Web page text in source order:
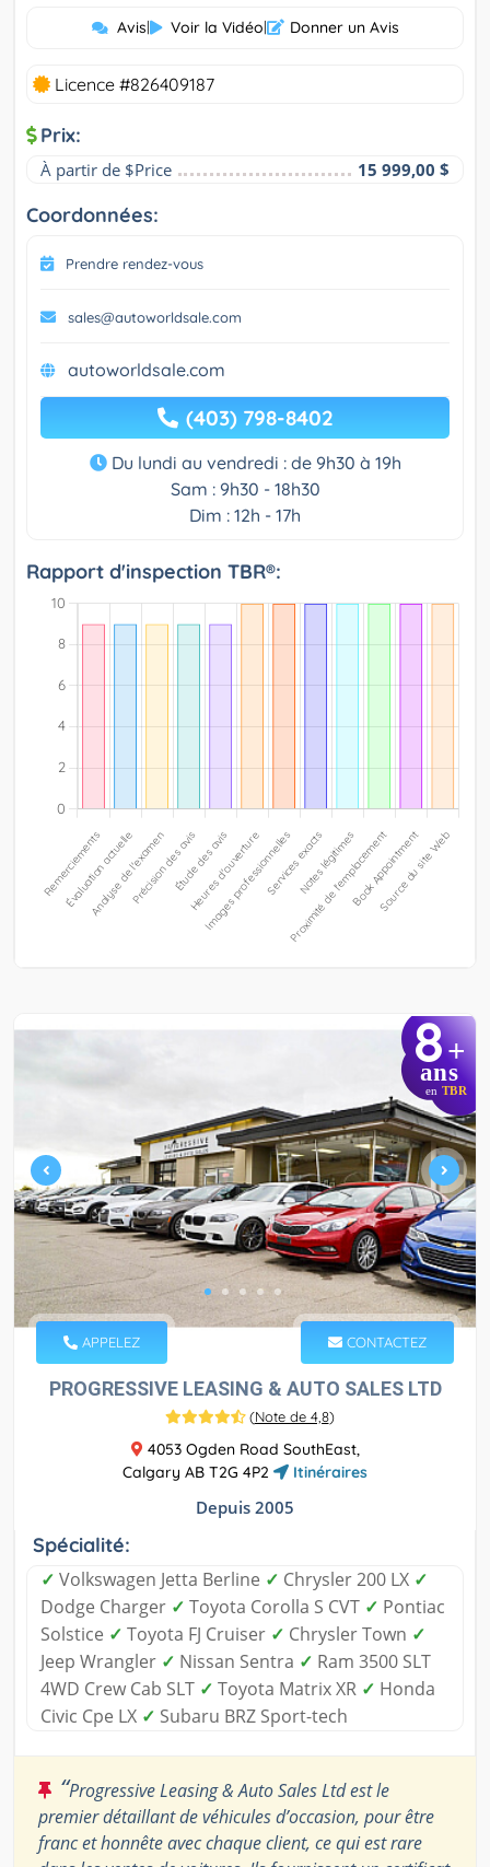
Avis| Voir la Vidéo| Donner un Avis
Licence #826409187
Prix:
À partir de $Price 15 999,00 $
Coordonnées:
Prendre rendez-vous
sales@autoworldsale.com
autoworldsale.com
(403) 798-8402
Du lundi au vendredi : de 9h30 à 19h
Sam : 9h30 - 18h30
Dim : 12h - 17h
Rapport d'inspection TBR®:
8+
ans
en TBR
APPELEZ CONTACTEZ
PROGRESSIVE LEASING & AUTO SALES LTD
(Note de 4,8)
4053 Ogden Road SouthEast,
Calgary AB T2G 4P2
Itinéraires
Depuis 2005
Spécialité:
✓ Volkswagen Jetta Berline ✓ Chrysler 200 LX ✓
Dodge Charger ✓ Toyota Corolla S CVT ✓ Pontiac
Solstice ✓ Toyota FJ Cruiser ✓ Chrysler Town ✓
Jeep Wrangler ✓ Nissan Sentra ✓ Ram 3500 SLT
4WD Crew Cab SLT ✓ Toyota Matrix XR ✓ Honda
Civic Cpe LX ✓ Subaru BRZ Sport-tech
“Progressive Leasing & Auto Sales Ltd est le
premier détaillant de véhicules d’occasion, pour être
franc et honnête avec chaque client, ce qui est rare